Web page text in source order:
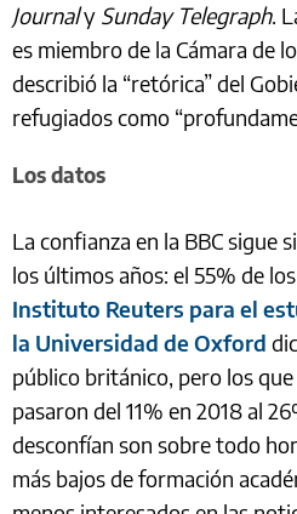
Journaly Sunday Telegraph.
es miembro de la Cámara de
describió la “retórica” del
refugiados como
Los datos
La confianza en la BBC sigue
los últimos años: el 55% de
Instituto Reuters para el
la Universidad de Oxford
público británico, pero los
pasaron del 11% en 2018 al
desconfían son sobre todo
más bajos de formación